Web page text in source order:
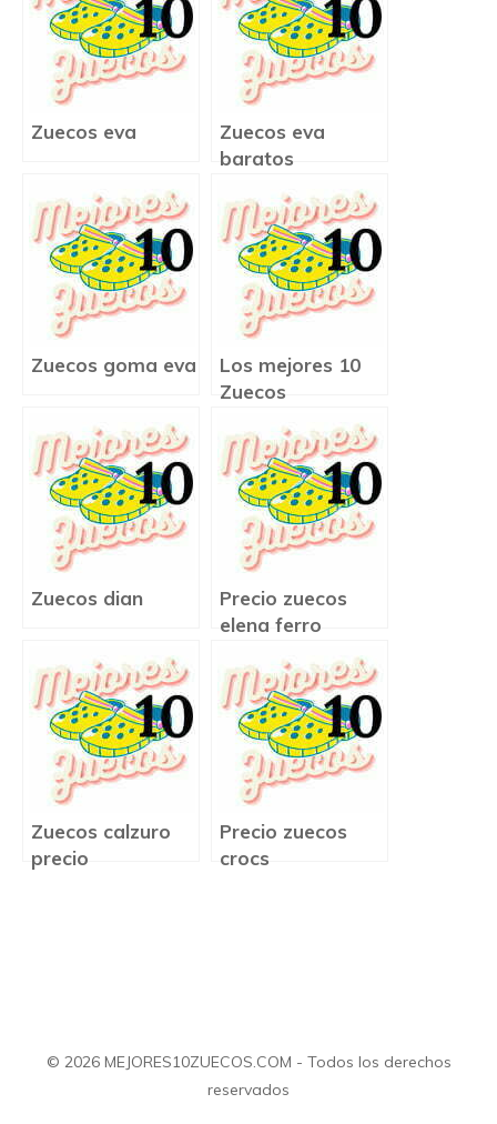
Zuecos eva
Zuecos eva
baratos
Zuecos goma eva
Los mejores 10
Zuecos
Zuecos dian
Precio zuecos
elena ferro
Zuecos calzuro
precio
Precio zuecos
crocs
© 2026 MEJORES10ZUECOS.COM - Todos los derechos
reservados